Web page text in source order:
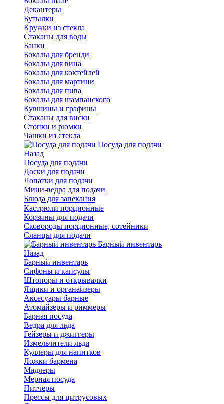
Декантеры
Бутылки
Кружки из стекла
Стаканы для воды
Банки
Бокалы для бренди
Бокалы для вина
Бокалы для коктейлей
Бокалы для мартини
Бокалы для пива
Бокалы для шампанского
Кувшины и графины
Стаканы для виски
Стопки и рюмки
Чашки из стекла
Посуда для подачи
Назад
Посуда для подачи
Доски для подачи
Лопатки для подачи
Мини-ведра для подачи
Блюда для запекания
Кастрюли порционные
Корзины для подачи
Сковороды порционные, сотейники
Сланцы для подачи
Барный инвентарь
Назад
Барный инвентарь
Сифоны и капсулы
Штопоры и открывалки
Ящики и органайзеры
Аксесуары барные
Атомайзеры и риммеры
Барная посуда
Ведра для льда
Гейзеры и джиггеры
Измельчители льда
Куллеры для напитков
Ложки бармена
Мадлеры
Мерная посуда
Питчеры
Прессы для цитрусовых